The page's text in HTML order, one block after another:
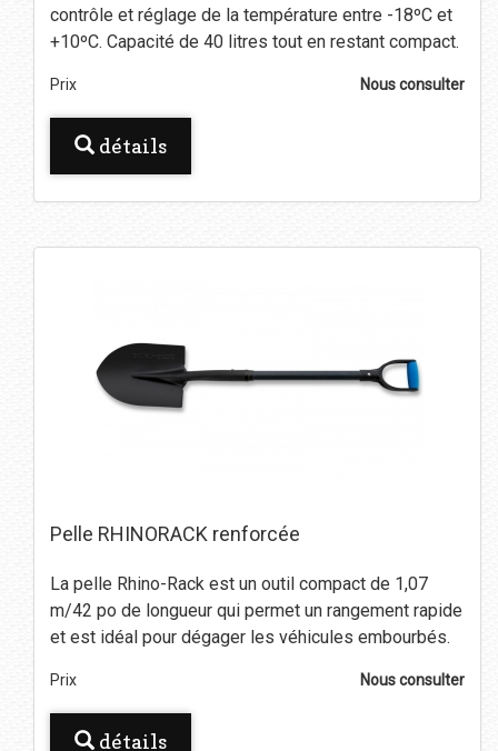
contrôle et réglage de la température entre -18ºC et
+10ºC. Capacité de 40 litres tout en restant compact.
Prix Nous consulter
détails
Pelle RHINORACK renforcée
La pelle Rhino-Rack est un outil compact de 1,07
m/42 po de longueur qui permet un rangement rapide
et est idéal pour dégager les véhicules embourbés.
Prix Nous consulter
détails